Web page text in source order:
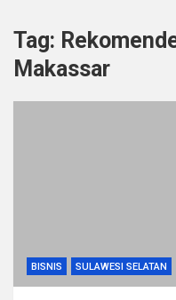
Tag:
Makassar
BISNIS SULAWESI SELATAN